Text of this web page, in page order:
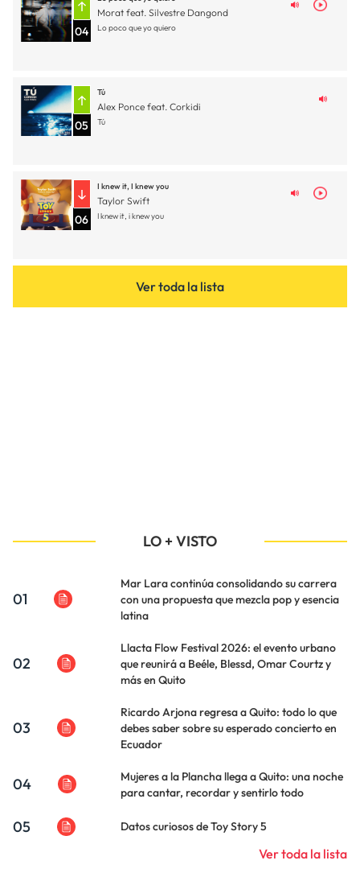
04
Morat feat. Silvestre Dangond
Lo poco que yo quiero
05
Tú
Alex Ponce feat. Corkidi
Tú
06
I knew it, I knew you
Taylor Swift
I knew it, i knew you
Ver toda la lista
LO + VISTO
01
Mar Lara continúa consolidando su carrera
con una propuesta que mezcla pop y esencia
latina
02
Llacta Flow Festival 2026: el evento urbano
que reunirá a Beéle, Blessd, Omar Courtz y
más en Quito
03
Ricardo Arjona regresa a Quito: todo lo que
debes saber sobre su esperado concierto en
Ecuador
04
Mujeres a la Plancha llega a Quito: una noche
para cantar, recordar y sentirlo todo
05 Datos curiosos de Toy Story 5
Ver toda la lista